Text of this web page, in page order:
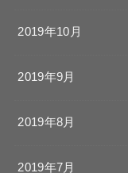
2019年10月
2019年9月
2019年8月
2019年7月